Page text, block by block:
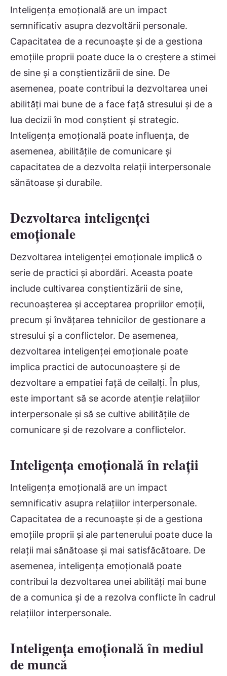
Inteligența emoțională are un impact
semnificativ asupra dezvoltării personale.
Capacitatea de a recunoaște și de a gestiona
emoțiile proprii poate duce la o creștere a stimei
de sine și a conștientizării de sine. De
asemenea, poate contribui la dezvoltarea unei
abilități mai bune de a face față stresului și de a
lua decizii în mod conștient și strategic.
Inteligența emoțională poate influența, de
asemenea, abilitățile de comunicare și
capacitatea de a dezvolta relații interpersonale
sănătoase și durabile.
Dezvoltarea inteligenței
emoționale
Dezvoltarea inteligenței emoționale implică o
serie de practici și abordări. Aceasta poate
include cultivarea conștientizării de sine,
recunoașterea și acceptarea propriilor emoții,
precum și învățarea tehnicilor de gestionare a
stresului și a conflictelor. De asemenea,
dezvoltarea inteligenței emoționale poate
implica practici de autocunoaștere și de
dezvoltare a empatiei față de ceilalți. În plus,
este important să se acorde atenție relațiilor
interpersonale și să se cultive abilitățile de
comunicare și de rezolvare a conflictelor.
Inteligența emoțională în relații
Inteligența emoțională are un impact
semnificativ asupra relațiilor interpersonale.
Capacitatea de a recunoaște și de a gestiona
emoțiile proprii și ale partenerului poate duce la
relații mai sănătoase și mai satisfăcătoare. De
asemenea, inteligența emoțională poate
contribui la dezvoltarea unei abilități mai bune
de a comunica și de a rezolva conflicte în cadrul
relațiilor interpersonale.
Inteligența emoțională în mediul
de muncă